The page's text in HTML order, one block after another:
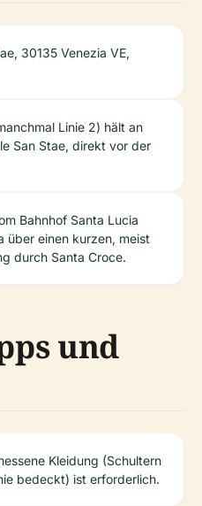
30135 Venezia VE,
Linie 2) hält an
San Stae, direkt vor der
Bahnhof Santa Lucia
über einen kurzen, meist
durch Santa Croce.
und
Kleidung (Schultern
bedeckt) ist erforderlich.